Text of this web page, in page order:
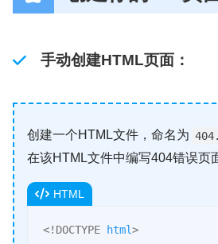
手动创建HTML页面：
创建一个HTML文件，命名为
在该HTML文件中编写404错误页
HTML
<!DOCTYPE html>